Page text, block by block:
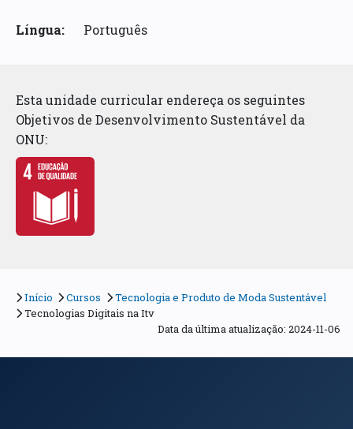
Língua: Português
Esta unidade curricular endereça os seguintes
Objetivos de Desenvolvimento Sustentável da
ONU:
Início Cursos
Tecnologia e Produto de Moda Sustentável
Tecnologias Digitais na Itv
Data da última atualização: 2024-11-06